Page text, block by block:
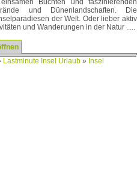
Buchten und faszinierenden
und Dünenlandschaften. Die
der Welt. Oder lieber aktiv
und Wanderungen in der Natur .....
Lastminute Insel Urlaub » Insel